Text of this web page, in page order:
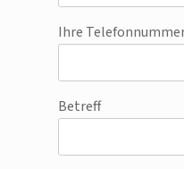
Ihre
Betreff